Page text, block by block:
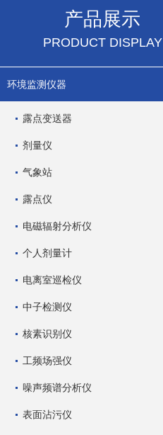
产品展示
PRODUCT DISPLAY
环境监测仪器
露点变送器
剂量仪
气象站
露点仪
电磁辐射分析仪
个人剂量计
电离室巡检仪
中子检测仪
核素识别仪
工频场强仪
噪声频谱分析仪
表面沾污仪